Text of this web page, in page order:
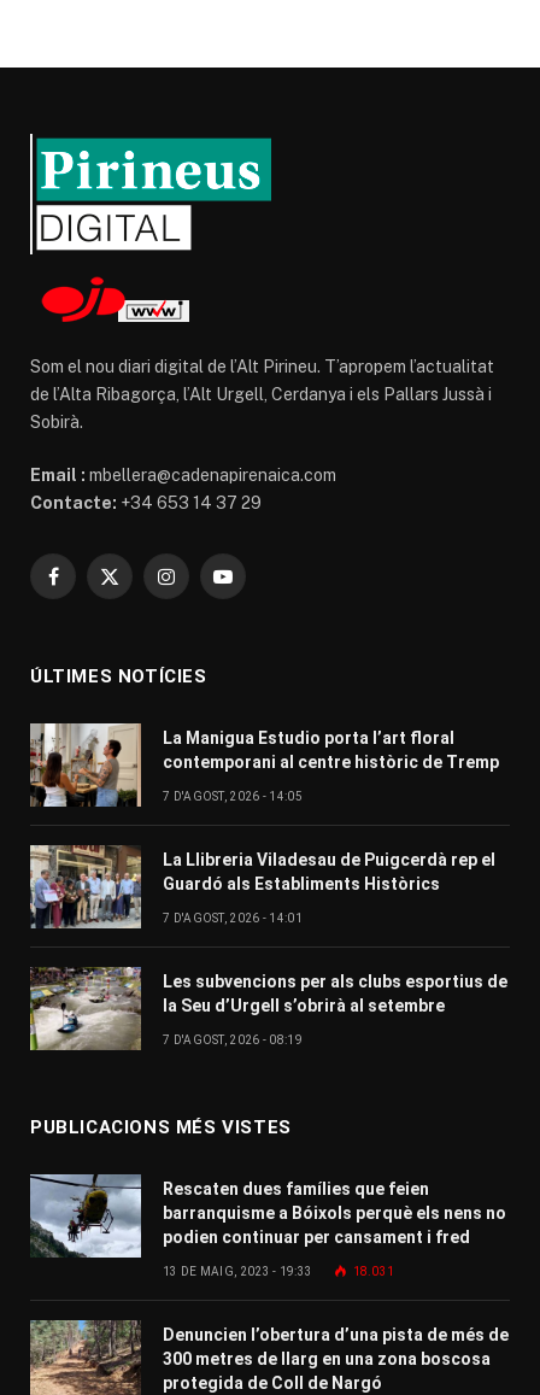
Som el nou diari digital de l’Alt Pirineu. T’apropem l’actualitat
de l’Alta Ribagorça, l’Alt Urgell, Cerdanya i els Pallars Jussà i
Sobirà.
Email : mbellera@cadenapirenaica.com
Contacte: +34 653 14 37 29
Facebook
X
InstagramYouTube
ÚLTIMES NOTÍCIES
La Manigua Estudio porta l’art floral
contemporani al centre històric de Tremp
7 D'AGOST, 2026 - 14:05
La Llibreria Viladesau de Puigcerdà rep el
Guardó als Establiments Històrics
7 D'AGOST, 2026 - 14:01
Les subvencions per als clubs esportius de
la Seu d’Urgell s’obrirà al setembre
7 D'AGOST, 2026 - 08:19
PUBLICACIONS MÉS VISTES
Rescaten dues famílies que feien
barranquisme a Bóixols perquè els nens no
podien continuar per cansament i fred
13 DE MAIG, 2023 - 19:33 18.031
Denuncien l’obertura d’una pista de més de
300 metres de llarg en una zona boscosa
protegida de Coll de Nargó